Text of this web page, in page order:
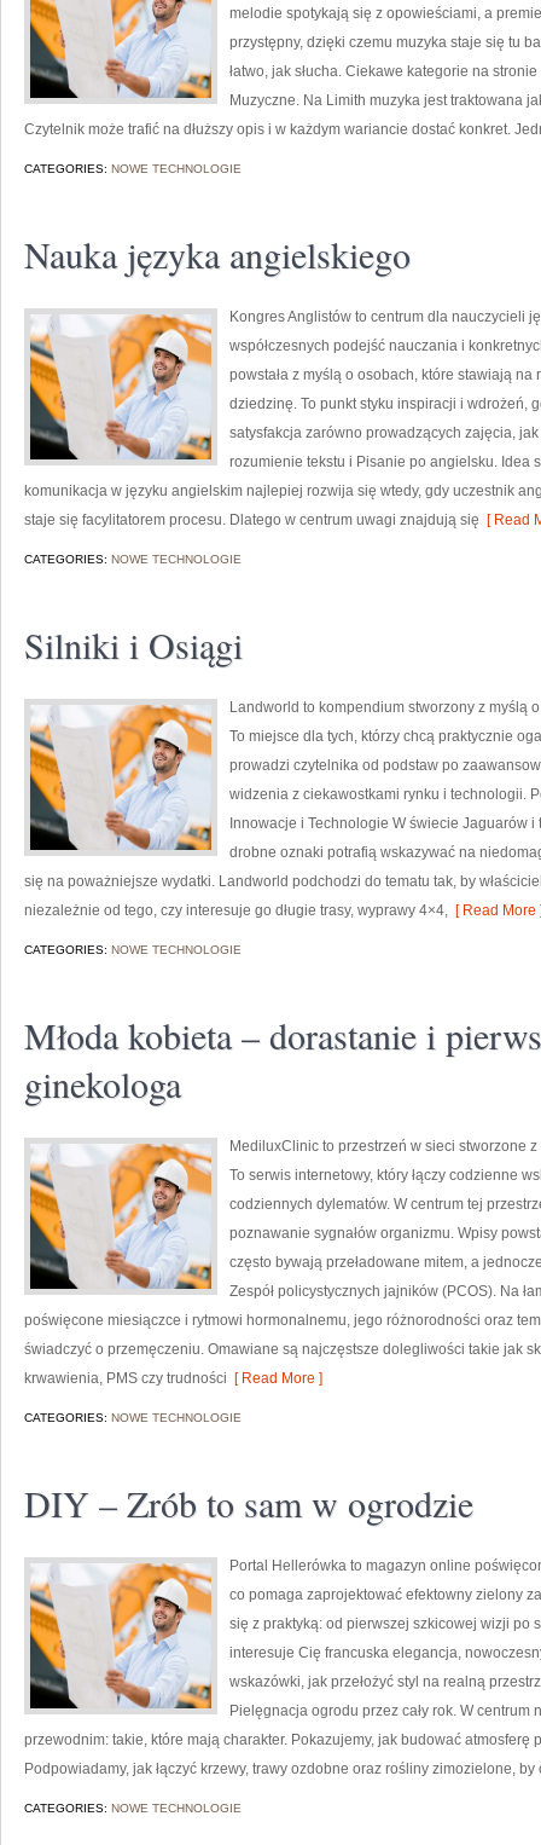
melodie spotykają się z opowieściami, a
przystępny, dzięki czemu muzyka staje się tu
łatwo, jak słucha. Ciekawe kategorie na
Muzyczne. Na Limith muzyka jest traktowana
Czytelnik może trafić na dłuższy opis i w każdym wariancie dostać konkret.
CATEGORIES: NOWE TECHNOLOGIE
Nauka języka angielskiego
Kongres Anglistów to centrum dla nauczycieli
współczesnych podejść nauczania i
powstała z myślą o osobach, które stawiają
dziedzinę. To punkt styku inspiracji i wdrożeń,
satysfakcja zarówno prowadzących zajęcia,
rozumienie tekstu i Pisanie po angielsku. Idea
komunikacja w języku angielskim najlepiej rozwija się wtedy, gdy uczestnik
staje się facylitatorem procesu. Dlatego w centrum uwagi znajdują się [ Read
CATEGORIES: NOWE TECHNOLOGIE
Silniki i Osiągi
Landworld to kompendium stworzony z myślą
To miejsce dla tych, którzy chcą praktycznie
prowadzi czytelnika od podstaw po
widzenia z ciekawostkami rynku i technologii.
Innowacje i Technologie W świecie Jaguarów
drobne oznaki potrafią wskazywać na
się na poważniejsze wydatki. Landworld podchodzi do tematu tak, by
niezależnie od tego, czy interesuje go długie trasy, wyprawy 4×4, [ Read More
CATEGORIES: NOWE TECHNOLOGIE
Młoda kobieta – dorastanie i
ginekologa
MediluxClinic to przestrzeń w sieci stworzone
To serwis internetowy, który łączy codzienne
codziennych dylematów. W centrum tej
poznawanie sygnałów organizmu. Wpisy
często bywają przeładowane mitem, a
Zespół policystycznych jajników (PCOS). Na
poświęcone miesiączce i rytmowi hormonalnemu, jego różnorodności oraz
świadczyć o przemęczeniu. Omawiane są najczęstsze dolegliwości takie jak
krwawienia, PMS czy trudności [ Read More ]
CATEGORIES: NOWE TECHNOLOGIE
DIY – Zrób to sam w ogrodzie
Portal Hellerówka to magazyn online
co pomaga zaprojektować efektowny zielony
się z praktyką: od pierwszej szkicowej wizji po
interesuje Cię francuska elegancja,
wskazówki, jak przełożyć styl na realną
Pielęgnacja ogrodu przez cały rok. W
przewodnim: takie, które mają charakter. Pokazujemy, jak budować atmosferę
Podpowiadamy, jak łączyć krzewy, trawy ozdobne oraz rośliny zimozielone, by
CATEGORIES: NOWE TECHNOLOGIE